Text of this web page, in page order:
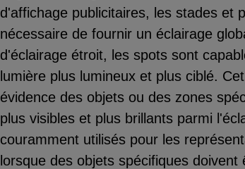
d'affichage publicitaires, les stades et
nécessaire de fournir un éclairage
d'éclairage étroit, les spots sont
lumière plus lumineux et plus ciblé.
évidence des objets ou des zones
plus visibles et plus brillants parmi
couramment utilisés pour les
lorsque des objets spécifiques